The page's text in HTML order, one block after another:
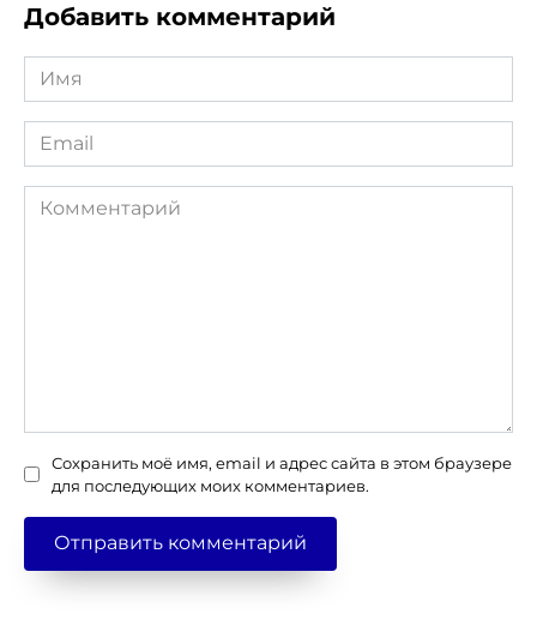
Добавить комментарий
Имя
*
Email
*
Комментарий
Сохранить моё имя, email и адрес сайта в этом браузере
для последующих моих комментариев.